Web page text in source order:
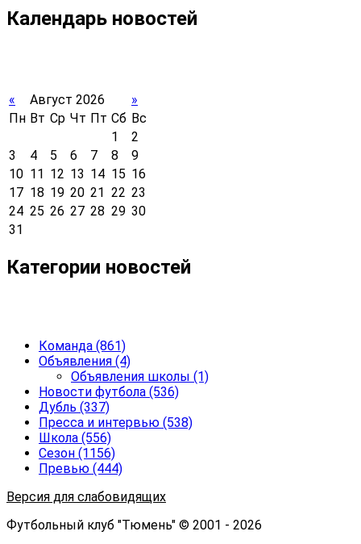
Календарь новостей
« Август 2026
»
Пн Вт Ср Чт Пт Сб Вс
1
2
3
4 5 6 7 8
9
10 11 12 13 14 15 16
17 18 19 20 21 22 23
24 25 26 27 28 29 30
31
Категории новостей
Команда (861)
Объявления (4)
Объявления школы (1)
Новости футбола (536)
Дубль (337)
Пресса и интервью (538)
Школа (556)
Сезон (1156)
Превью (444)
Версия для слабовидящих
Футбольный клуб "Тюмень" © 2001 - 2026